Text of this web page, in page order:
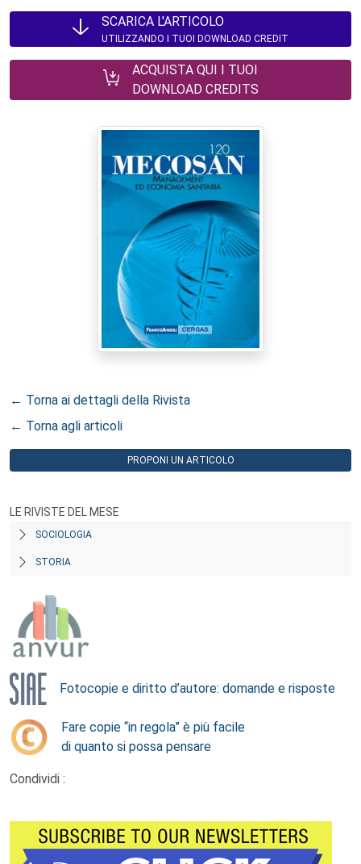
SCARICA L'ARTICOLO
UTILIZZANDO I TUOI DOWNLOAD CREDIT
ACQUISTA QUI I TUOI
DOWNLOAD CREDITS
← Torna ai dettagli della Rivista
← Torna agli articoli
PROPONI UN ARTICOLO
LE RIVISTE DEL MESE
SOCIOLOGIA
STORIA
Fotocopie e diritto d’autore: domande e risposte
Fare copie “in regola” è più facile
di quanto si possa pensare
Condividi :